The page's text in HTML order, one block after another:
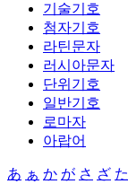
기술기호
첨자기호
라틴문자
러시아문자
단위기호
일반기호
로마자
아랍어
あ ぁ か が さ ざ た